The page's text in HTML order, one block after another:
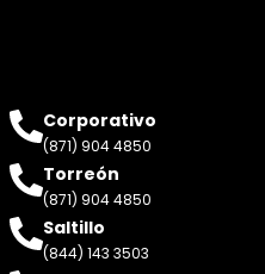
Corporativo
(871) 904 4850
Torreón
(871) 904 4850
Saltillo
(844) 143 3503